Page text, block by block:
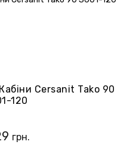
Cersanit Tako 90
120
грн.